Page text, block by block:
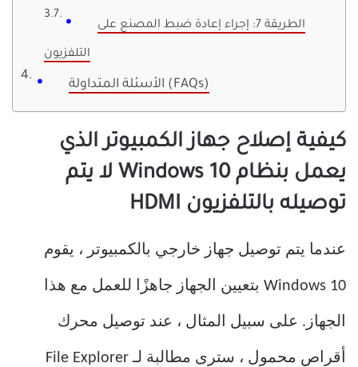
الطريقة 7: إجراء إعادة ضبط المصنع على
التلفزيون
الأسئلة المتداولة (FAQs)
كيفية إصلاح جهاز الكمبيوتر الذي
يعمل بنظام Windows 10 لا يتم
توصيله بالتلفزيون HDMI
عندما يتم توصيل جهاز خارجي بالكمبيوتر ، يقوم
Windows 10 بتعيين الجهاز جاهزًا للعمل مع هذا
الجهاز. على سبيل المثال ، عند توصيل محرك
أقراص محمول ، سترى مطالبة لـ File Explorer